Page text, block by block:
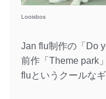
Looisbos
Jan flu制作の「Do
前作「Theme park
fluというクールな